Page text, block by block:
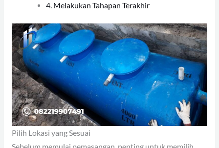
4. Melakukan Tahapan Terakhir
Pilih Lokasi yang Sesuai